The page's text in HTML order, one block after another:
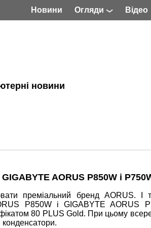
Новини Огляди Відео
новини
AORUS P850W і
преміальний бренд AORUS. І
P850W і GIGABYTE AORUS
80 PLUS Gold. При цьому
конденсатори.